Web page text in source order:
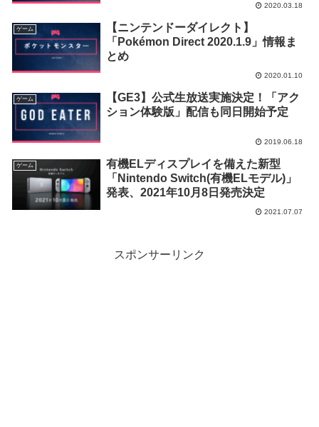
2020.03.18
ゲーム
【ニンテンドーダイレクト】
「Pokémon Direct 2020.1.9」情報ま
とめ
2020.01.10
ゲーム
【GE3】公式生放送実施決定！「アク
ション体験版」配信も同日開始予定
2019.06.18
ゲーム
有機ELディスプレイを備えた新型
「Nintendo Switch(有機ELモデル)」
発表、2021年10月8日発売決定
2021.07.07
スポンサーリンク